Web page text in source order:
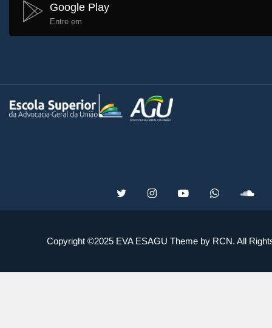
Google Play
Entre em
Copyright ©2025 EVA ESAGU Theme by RCN. All